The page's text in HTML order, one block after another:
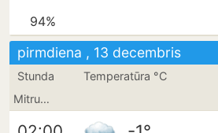
94%
pirmdiena , 13 decembris
Stunda Temperatūra °C
Mitrums